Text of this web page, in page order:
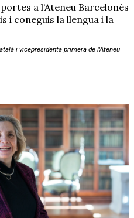
a l’Ateneu Barcelonès
i coneguis la llengua i la
i vicepresidenta primera de l'Ateneu